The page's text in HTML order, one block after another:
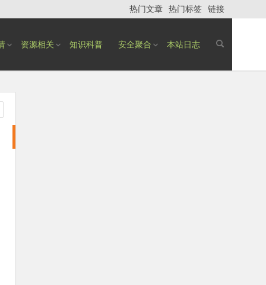
热门文章 热门标签 链接
资源相关 知识科普 安全聚合 本站日志